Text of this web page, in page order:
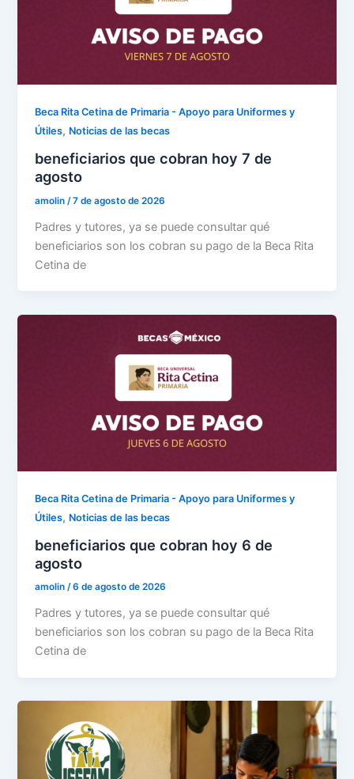
Beca Rita Cetina de Primaria - Apoyo para Uniformes y
Útiles, Noticias de las becas
beneficiarios que cobran hoy 7 de
agosto
amolin /7 de agosto de 2026
Padres y tutores, ya se puede consultar qué
beneficiarios son los cobran su pago de la Beca Rita
Cetina de
Beca Rita Cetina de Primaria - Apoyo para Uniformes y
Útiles, Noticias de las becas
beneficiarios que cobran hoy 6 de
agosto
amolin/6 de agosto de 2026
Padres y tutores, ya se puede consultar qué
beneficiarios son los cobran su pago de la Beca Rita
Cetina de